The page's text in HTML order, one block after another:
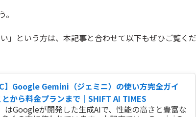
」という方は、本記事と合わせて以下もぜひご覧く
】Google Gemini（ジェミニ）の使い方完全ガイ
から料金プランまで｜SHIFT AI TIMES
Googleが開発した生成AIで、性能の高さと豊富な